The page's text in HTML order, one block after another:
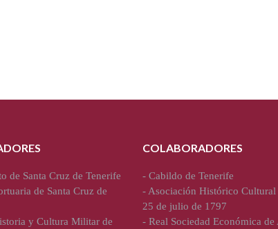
de Santa Cruz de Tenerife
de Santa Cruz de
y Cultura Militar de
COLABORADORES
- Cabildo de Tenerife
-Asociación Histórico Cultural
25 de julio de 1797
- Real Sociedad Económica